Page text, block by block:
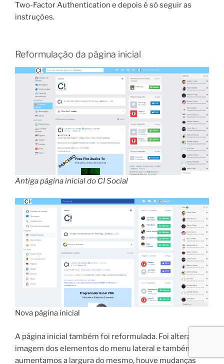
Two-Factor Authentication e depois é só seguir as
instruções.
Reformulação da página inicial
Antiga página inicial do CI Social
Nova página inicial
A página inicial também foi reformulada. Foi alterado a
imagem dos elementos do menu lateral e também
aumentamos a largura do mesmo, houve mudanças